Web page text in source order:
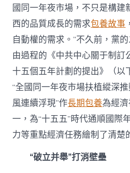
國同一年夜市場，不只是構建
西的品質成長的需求包養故事
自動權的需求。”不久前，黨
由過程的《中共中心關于制訂
十五個五年計劃的提出》（以
“全國同一年夜市場扶植縱深
風連續浮現”作長期包養為經
一，為“十五五”時代通順國際
力等重點經濟任務繪制了清楚
“破立并舉”打消壁壘